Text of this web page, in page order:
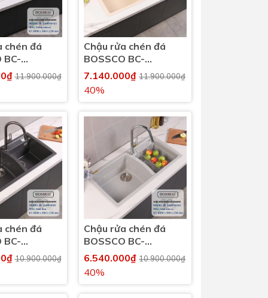
chén đá
BC-
2 hộc
11.900.000₫
Chậu rửa chén đá
BOSSCO BC-
E10050KKS 2 hộc
7.140.000₫11.900.000₫
40%
chén đá
BC-
2 hộc
10.900.000₫
Chậu rửa chén đá
BOSSCO BC-
E10050XKS 2 hộc
6.540.000₫10.900.000₫
40%